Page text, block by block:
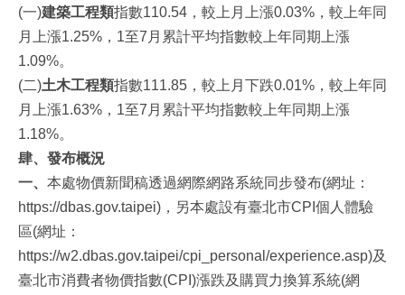
(一)建築工程類指數110.54，較上月上漲0.03%，較上年同
月上漲1.25%，1至7月累計平均指數較上年同期上漲
1.09%。
(二)土木工程類指數111.85，較上月下跌0.01%，較上年同
月上漲1.63%，1至7月累計平均指數較上年同期上漲
1.18%。
肆、發布概況
一、 本處物價新聞稿透過網際網路系統同步發布(網址：
https://dbas.gov.taipei)，另本處設有臺北市CPI個人體驗
區(網址：
https://w2.dbas.gov.taipei/cpi_personal/experience.asp)及
臺北市消費者物價指數(CPI)漲跌及購買力換算系統(網